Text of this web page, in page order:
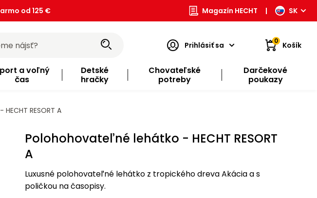
od 125 € Magazín HECHT | SK
Prihlásiť sa 0 Košík
a voľný
čas
Detské
hračky
Chovateľské
potreby
Darčekové
poukazy
RESORT A
Polohohovateľné lehátko - HECHT RESORT
A
Luxusné polohovateľné lehátko z tropického dreva Akácia a s
poličkou na časopisy.